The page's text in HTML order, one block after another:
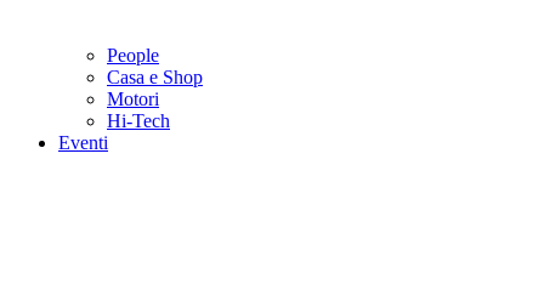
People
Casa e Shop
Motori
Hi-Tech
Eventi